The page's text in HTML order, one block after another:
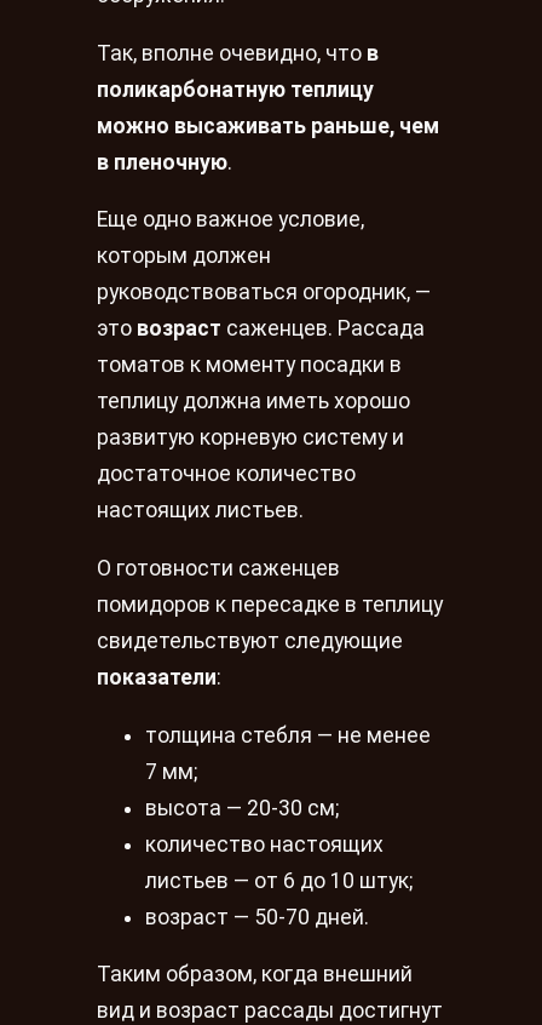
Так, вполне очевидно, что в
поликарбонатную теплицу
можно высаживать раньше, чем
в пленочную.
Еще одно важное условие,
которым должен
руководствоваться огородник, —
это возраст саженцев. Рассада
томатов к моменту посадки в
теплицу должна иметь хорошо
развитую корневую систему и
достаточное количество
настоящих листьев.
О готовности саженцев
помидоров к пересадке в теплицу
свидетельствуют следующие
показатели:
толщина стебля — не менее
7 мм;
высота — 20-30 см;
количество настоящих
листьев — от 6 до 10 штук;
возраст — 50-70 дней.
Таким образом, когда внешний
вид и возраст рассады достигнут